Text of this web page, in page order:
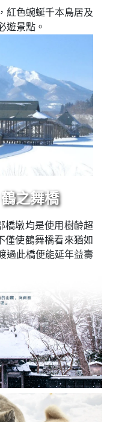
紅色蜿蜒千本鳥居及
遊景點。
之舞橋
橋墩均是使用樹齡超
僅使鶴舞橋看來猶如
過此橋便能延年益壽